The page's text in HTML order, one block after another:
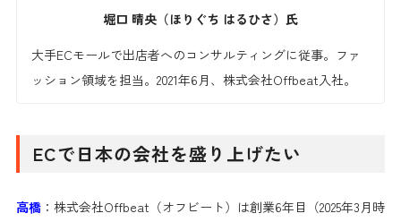
堀口 晴央（ほりぐち はるひさ）氏
大手ECモールで出店者へのコンサルティングに従事。ファ
ッション領域を担当。2021年6月、株式会社Offbeat入社。
ECで日本の会社を盛り上げたい
高橋：株式会社Offbeat（オフビート）は創業6年目（2025年3月時